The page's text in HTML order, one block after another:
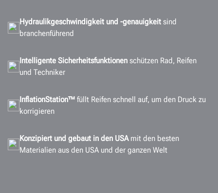
Hydraulikgeschwindigkeit und -genauigkeit sind
branchenführend
Intelligente Sicherheitsfunktionen schützen Rad, Reifen
und Techniker
InflationStation™ füllt Reifen schnell auf, um den Druck zu
korrigieren
Konzipiert und gebaut in den USA mit den besten
Materialien aus den USA und der ganzen Welt